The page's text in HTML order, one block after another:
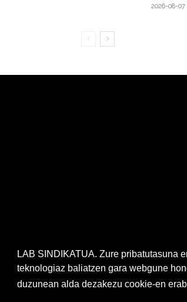
2026-08-07
LAB SINDIKATUA. Zure pribatutasuna
teknologiaz baliatzen gara webgune
duzunean alda dezakezu cookie-en